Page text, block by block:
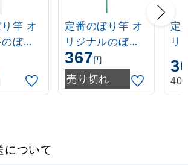
竿 オ
ぼり
～3m
定番のぼり竿 オ
リジナルのぼり
ポール 1.6～3m
伸縮式 緑
(30537GRN)
367円
売り切れ
定
リ
ポ
伸
403
ついて